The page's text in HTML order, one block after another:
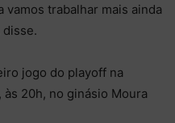
trabalhar mais ainda
disse.
jogo do playoff na
20h, no ginásio Moura